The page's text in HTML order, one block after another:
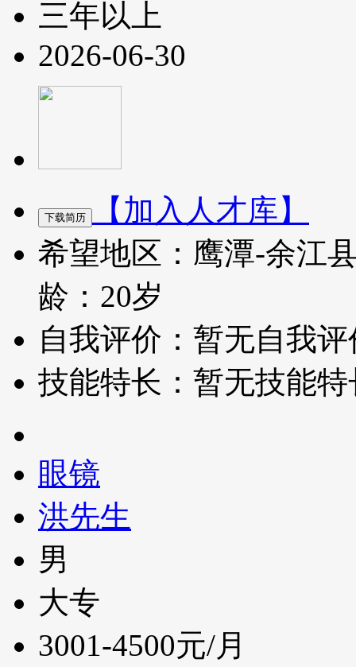
三年以上
2026-06-30
【加入人才库】
希望地区：鹰潭-余江
龄：20岁
自我评价：暂无自我评
技能特长：暂无技能特
眼镜
洪先生
男
大专
3001-4500元/月